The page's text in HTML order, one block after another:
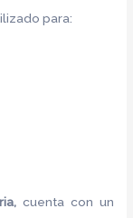
para:
cuenta con un